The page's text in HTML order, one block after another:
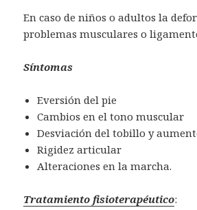
En caso de niños o adultos la
problemas musculares o
Síntomas
Eversión del pie
Cambios en el tono muscular
Desviación del tobillo y
Rigidez articular
Alteraciones en la marcha.
Tratamiento fisioterapéutico: